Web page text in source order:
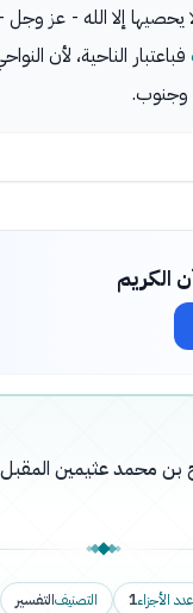
يحصيها إلا الله - عز وجل
فباعتبار الناحية، لأن
وجنوب.
الكريم
محمد عثيمين المقبل
عدد الأجزاء1 التصنيفالتفسير